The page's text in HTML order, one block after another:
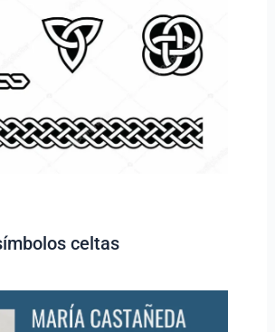
celtas